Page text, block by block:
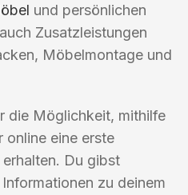
und persönlichen
Zusatzleistungen
Möbelmontage und
die Möglichkeit, mithilfe
online eine erste
Du gibst
zu deinem